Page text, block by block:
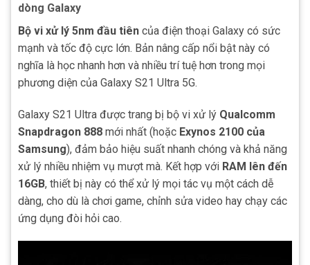
dòng Galaxy
Bộ vi xử lý 5nm đầu tiên của điện thoại Galaxy có sức
mạnh và tốc độ cực lớn. Bản nâng cấp nổi bật này có
nghĩa là học nhanh hơn và nhiều trí tuệ hơn trong mọi
phương diện của Galaxy S21 Ultra 5G.
Galaxy S21 Ultra được trang bị bộ vi xử lý Qualcomm
Snapdragon 888 mới nhất (hoặc Exynos 2100 của
Samsung), đảm bảo hiệu suất nhanh chóng và khả năng
xử lý nhiều nhiệm vụ mượt mà. Kết hợp với RAM lên đến
16GB, thiết bị này có thể xử lý mọi tác vụ một cách dễ
dàng, cho dù là chơi game, chỉnh sửa video hay chạy các
ứng dụng đòi hỏi cao.